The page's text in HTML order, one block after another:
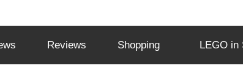
Reviews Shopping LEGO in